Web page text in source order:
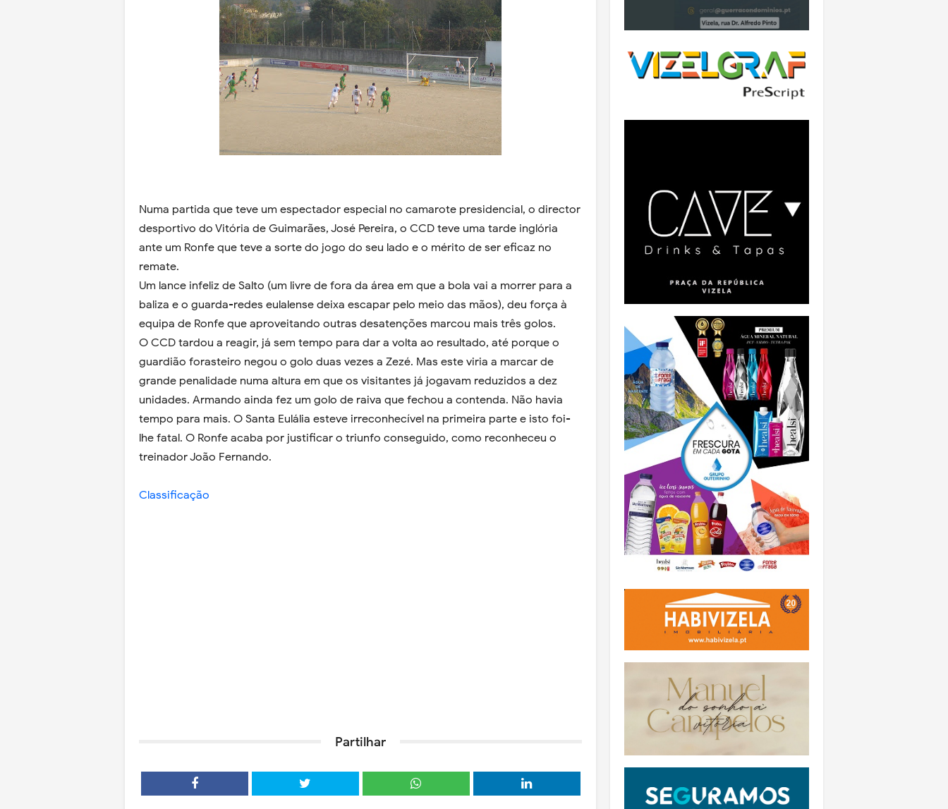
Numa partida que teve um espectador especial no camarote presidencial, o director
desportivo do Vitória de Guimarães, José Pereira, o CCD teve uma tarde inglória
ante um Ronfe que teve a sorte do jogo do seu lado e o mérito de ser eficaz no
remate.
Um lance infeliz de Salto (um livre de fora da área em que a bola vai a morrer para a
baliza e o guarda-redes eulalense deixa escapar pelo meio das mãos), deu força à
equipa de Ronfe que aproveitando outras desatenções marcou mais três golos.
O CCD tardou a reagir, já sem tempo para dar a volta ao resultado, até porque o
guardião forasteiro negou o golo duas vezes a Zezé. Mas este viria a marcar de
grande penalidade numa altura em que os visitantes já jogavam reduzidos a dez
unidades. Armando ainda fez um golo de raiva que fechou a contenda. Não havia
tempo para mais. O Santa Eulália esteve irreconhecível na primeira parte e isto foi-
lhe fatal. O Ronfe acaba por justificar o triunfo conseguido, como reconheceu o
treinador João Fernando.
Classificação
Partilhar